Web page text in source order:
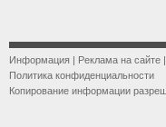
Информация | Реклама на сайте |
Политика конфиденциальности
Копирование информации